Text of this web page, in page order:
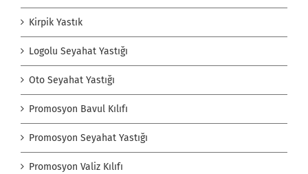
Kirpik Yastık
Logolu Seyahat Yastığı
Oto Seyahat Yastığı
Promosyon Bavul Kılıfı
Promosyon Seyahat Yastığı
Promosyon Valiz Kılıfı